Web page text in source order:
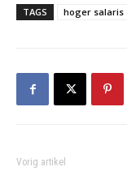
TAGS hoger salaris
Vorig artikel